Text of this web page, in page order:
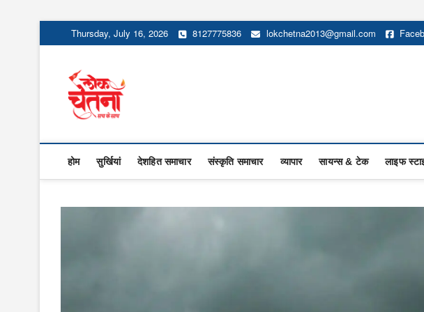
to
Thursday, July 16, 2026 8127775836 lokchetna2013@gmail.com
होम सुर्खियां देशहित समाचार संस्कृति समाचार व्यापार सायन्स & टेक लाइफ